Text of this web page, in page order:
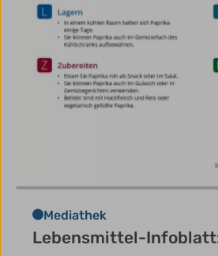
Mediathek
Lebensmittel-